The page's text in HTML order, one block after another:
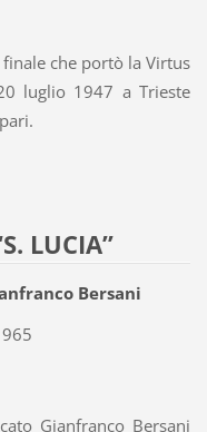
che portò la Virtus
luglio 1947 a Trieste
LUCIA”
Bersani
Gianfranco Bersani